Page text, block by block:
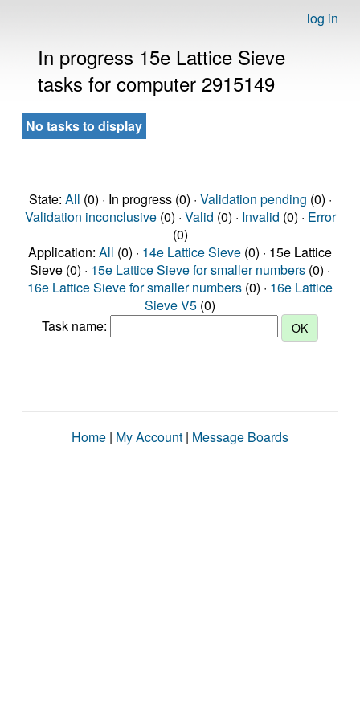
log in
In progress 15e Lattice Sieve
tasks for computer 2915149
No tasks to display
State: All (0) · In progress (0) · Validation pending (0) ·
Validation inconclusive(0) · Valid (0) · Invalid (0) · Error
(0)
Application: All (0) · 14e Lattice Sieve (0) · 15e Lattice
Sieve (0) · 15e Lattice Sieve for smaller numbers (0) ·
16e Lattice Sieve for smaller numbers (0) · 16e Lattice
Sieve V5 (0)
Task name:
Home | My Account | Message Boards